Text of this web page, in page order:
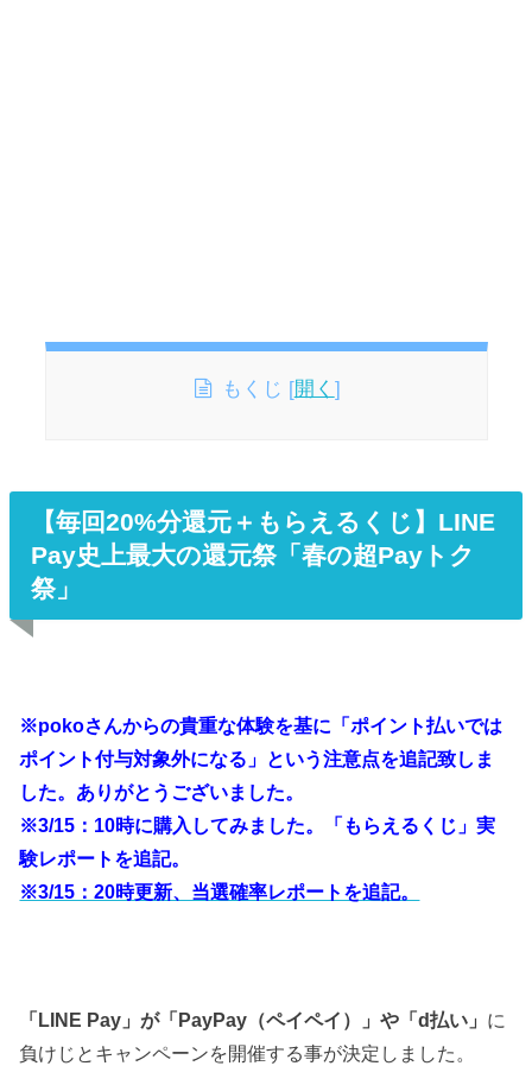
もくじ [開く ]
【毎回20%分還元＋もらえるくじ】LINE
Pay史上最大の還元祭「春の超Payトク
祭」
※pokoさんからの貴重な体験を基に「ポイント払いでは
ポイント付与対象外になる」という注意点を追記致しま
した。ありがとうございました。
※3/15：10時に購入してみました。「もらえるくじ」実
験レポートを追記。
※3/15：20時更新、当選確率レポートを追記。
「LINE Pay」が「PayPay（ペイペイ）」や「d払い」 に
負けじとキャンペーンを開催する事が決定しました。